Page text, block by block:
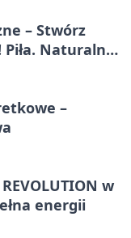
– Stwórz
Naturalna
–
w
energii